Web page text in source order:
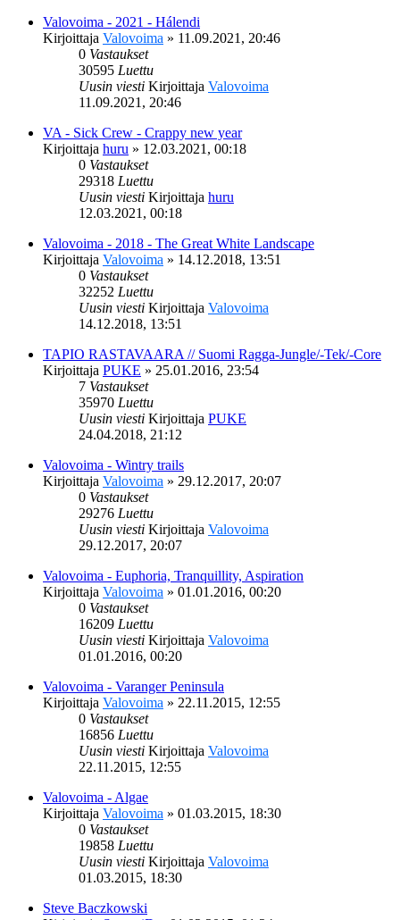
Valovoima - 2021 - Hálendi
Kirjoittaja Valovoima » 11.09.2021, 20:46
0 Vastaukset
30595 Luettu
Uusin viesti Kirjoittaja Valovoima
11.09.2021, 20:46
VA - Sick Crew - Crappy new year
Kirjoittaja huru » 12.03.2021, 00:18
0 Vastaukset
29318 Luettu
Uusin viesti Kirjoittaja huru
12.03.2021, 00:18
Valovoima - 2018 - The Great White Landscape
Kirjoittaja Valovoima » 14.12.2018, 13:51
0 Vastaukset
32252 Luettu
Uusin viesti Kirjoittaja Valovoima
14.12.2018, 13:51
TAPIO RASTAVAARA // Suomi Ragga-Jungle/-Tek/-Core
Kirjoittaja PUKE » 25.01.2016, 23:54
7 Vastaukset
35970 Luettu
Uusin viesti Kirjoittaja PUKE
24.04.2018, 21:12
Valovoima - Wintry trails
Kirjoittaja Valovoima » 29.12.2017, 20:07
0 Vastaukset
29276 Luettu
Uusin viesti Kirjoittaja Valovoima
29.12.2017, 20:07
Valovoima - Euphoria, Tranquillity, Aspiration
Kirjoittaja Valovoima » 01.01.2016, 00:20
0 Vastaukset
16209 Luettu
Uusin viesti Kirjoittaja Valovoima
01.01.2016, 00:20
Valovoima - Varanger Peninsula
Kirjoittaja Valovoima » 22.11.2015, 12:55
0 Vastaukset
16856 Luettu
Uusin viesti Kirjoittaja Valovoima
22.11.2015, 12:55
Valovoima - Algae
Kirjoittaja Valovoima » 01.03.2015, 18:30
0 Vastaukset
19858 Luettu
Uusin viesti Kirjoittaja Valovoima
01.03.2015, 18:30
Steve Baczkowski